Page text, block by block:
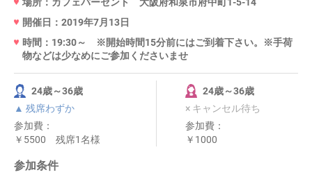
開催日：2019年7月13日
時間：19:30～ ※開始時間15分前にはご到着下さい。※手荷
物などは少なめにご参加くださいませ
24歳～36歳
▲ 残席わずか
参加費：
￥5500 残席1名様
24歳～36歳
× キャンセル待ち
参加費：
￥1000
参加条件